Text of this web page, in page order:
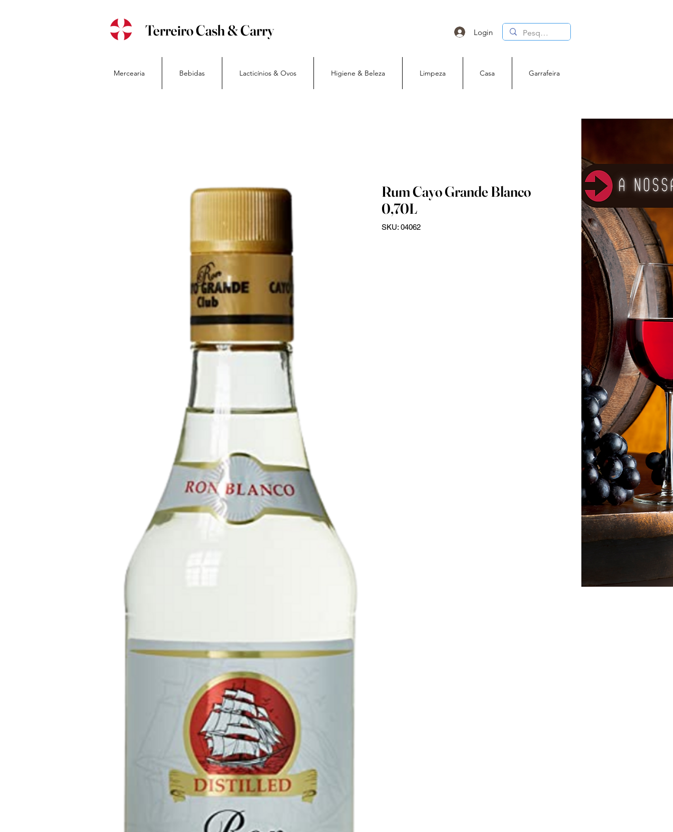
Terreiro Cash & Carry Login
Mercearia Bebidas Lacticínios & Ovos Higiene & Beleza Limpeza Casa Garrafeira
Rum Cayo Grande Blanco
0,70L
SKU: 04062